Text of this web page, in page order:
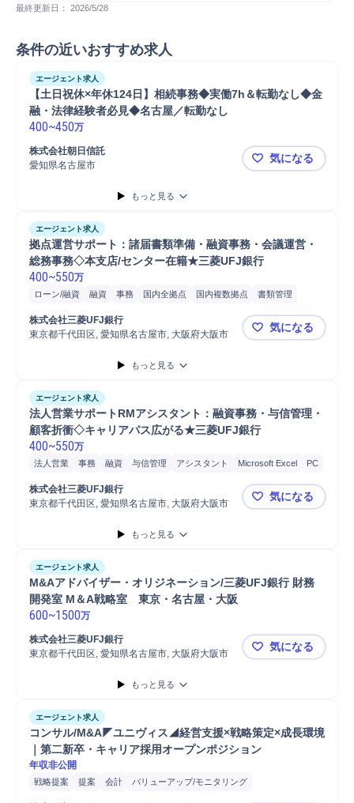
最終更新日： 2026/5/28
条件の近いおすすめ求人
エージェント求人
【土日祝休×年休124日】相続事務◆実働7h＆転勤なし◆金
融・法律経験者必見◆名古屋／転勤なし
400~450万
株式会社朝日信託
愛知県名古屋市
【土日祝休
気になる
もっと見る
エージェント求人
拠点運営サポート：諸届書類準備・融資事務・会議運営・
総務事務◇本支店/センター在籍★三菱UFJ銀行
400~550万
ローン/融資 融資 事務 国内全拠点 国内複数拠点
書類管理
書類作成
書類整理
株式会社三菱UFJ銀行
東京都千代田区, 愛知県名古屋市, 大阪府大阪市
拠点運営サ
気になる
もっと見る
エージェント求人
法人営業サポートRMアシスタント：融資事務・与信管理・
顧客折衝◇キャリアパス広がる★三菱UFJ銀行
400~550万
法人営業 事務 融資 与信管理 アシスタント Microsoft Excel
PC
金融商品アドバイス
金融仲介取引
金融商材営業
株式会社三菱UFJ銀行
東京都千代田区, 愛知県名古屋市, 大阪府大阪市
法人営業サ
気になる
もっと見る
エージェント求人
M&Aアドバイザー・オリジネーション/三菱UFJ銀行 財務
開発室 M＆A戦略室　東京・名古屋・大阪
600~1500万
株式会社三菱UFJ銀行
東京都千代田区, 愛知県名古屋市, 大阪府大阪市
M&Aアドバ
気になる
もっと見る
エージェント求人
コンサル/M&A◤ユニヴィス◢経営支援×戦略策定×成長環境
｜第二新卒・キャリア採用オープンポジション
年収非公開
戦略提案 提案 会計
バリューアップ/モニタリング
コンサルティング業務